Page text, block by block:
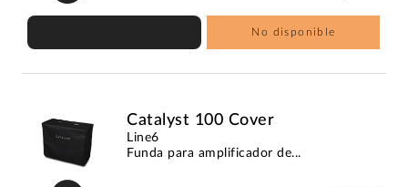
No disponible
Catalyst 100 Cover
Line6
Funda para amplificador de...